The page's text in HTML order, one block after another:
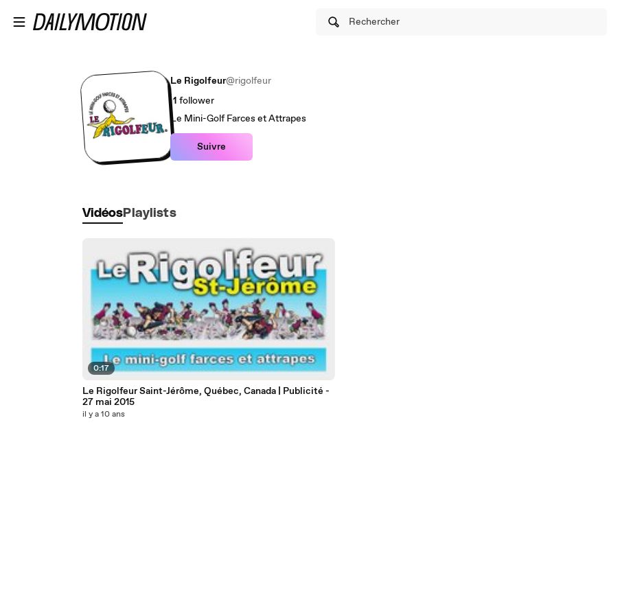
Rechercher
Le Rigolfeur@rigolfeur
1 follower
Le Mini-Golf Farces et Attrapes
Suivre
Vidéos Playlists
0:17
Le Rigolfeur Saint-Jérôme, Québec, Canada | Publicité -
27 mai 2015
il y a 10 ans